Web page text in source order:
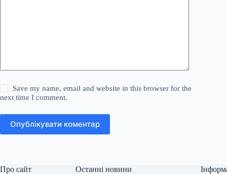
Save my name, email and website in this browser for the
next time I comment.
Опублікувати коментар
Про сайт Останні новини